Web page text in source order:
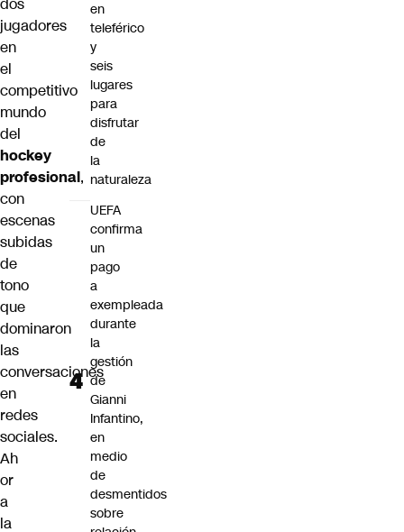
dos
jugadores
en
el
competitivo
mundo
del
hockey
profesional,
con
escenas
subidas
de
tono
que
dominaron
las
conversaciones
en
redes
sociales.
Ah
or
a
la
en
teleférico
y
seis
lugares
para
disfrutar
de
la
naturaleza
UEFA
confirma
un
pago
a
exempleada
durante
la
gestión
de
Gianni
Infantino,
en
medio
de
desmentidos
sobre